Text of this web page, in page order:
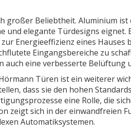
großer Beliebtheit. Aluminium
und elegante Türdesigns eignet.
Energieeffizienz eines Hauses
Eingangsbereiche zu
auch eine verbesserte Belüftung
Türen ist ein weiterer
dass sie den hohen
eine Rolle, die
zeigt sich in der einwandfreien
Automatiksystemen.